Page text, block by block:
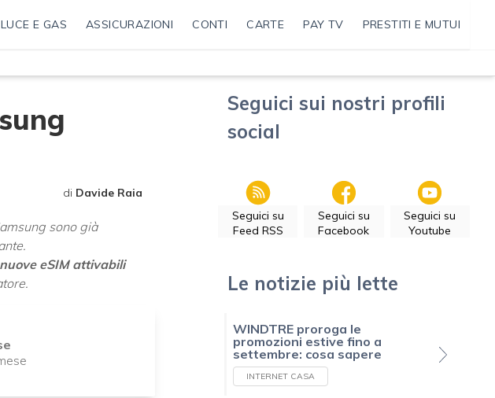
LUCE E GAS ASSICURAZIONI CONTI CARTE PAY TV PRESTITI E MUTUI
di Davide Raia
sono già
nuove eSIM attivabili
Seguici sui nostri profili
social
Seguici su
Feed RSS
Seguici su
Facebook
Seguici su
Youtube
Le notizie più lette
WINDTRE proroga le
promozioni estive fino a
settembre: cosa sapere
INTERNET CASA